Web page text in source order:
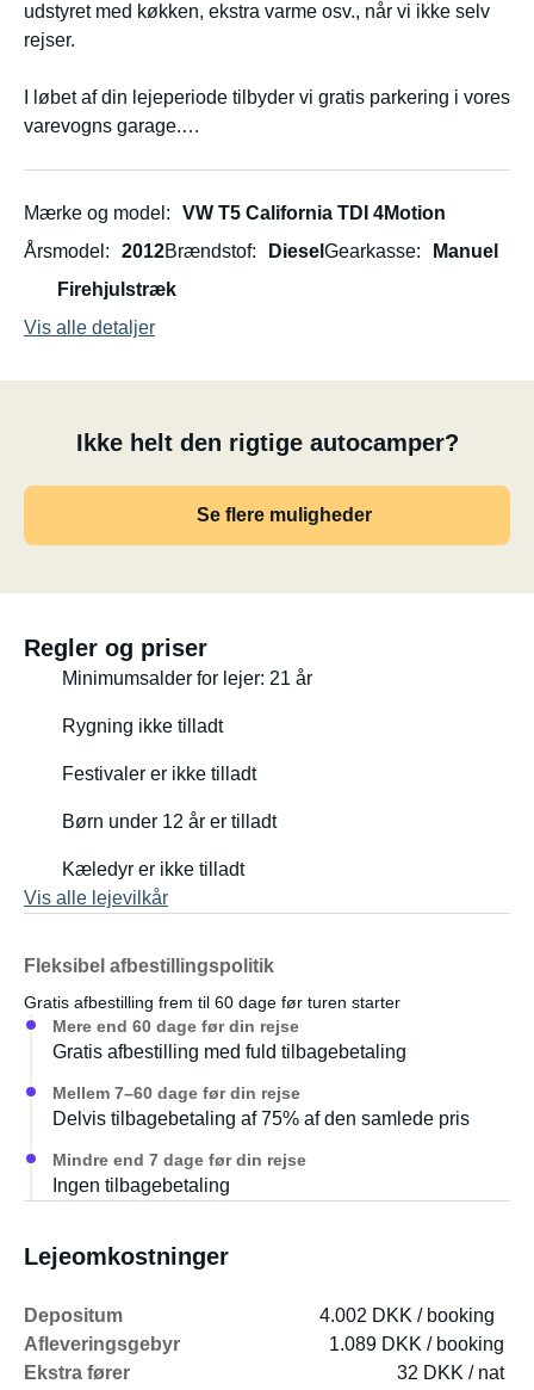
udstyret med køkken, ekstra varme osv., når vi ikke selv
rejser.
I løbet af din lejeperiode tilbyder vi gratis parkering i vores
varevogns garage.
Mærke og model
VW T5 California TDI 4Motion
Årsmodel
2012Brændstof Diesel Gearkasse
Manuel
Firehjulstræk
Vis alle detaljer
Ikke helt den rigtige autocamper?
Se flere muligheder
Regler og priser
Minimumsalder for lejer: 21 år
Rygning ikke tilladt
Festivaler er ikke tilladt
Børn under 12 år er tilladt
Kæledyr er ikke tilladt
Vis alle lejevilkår
Fleksibel afbestillingspolitik
Gratis afbestilling frem til 60 dage før turen starter
Mere end 60 dage før din rejse
Gratis afbestilling med fuld tilbagebetaling
Mellem 7–60 dage før din rejse
Delvis tilbagebetaling af 75% af den samlede pris
Mindre end 7 dage før din rejse
Ingen tilbagebetaling
Lejeomkostninger
Depositum
4.002 DKK / booking
Afleveringsgebyr
1.089 DKK / booking
Ekstra fører
32 DKK / nat